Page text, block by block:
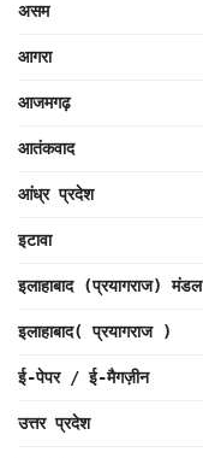
असम
आगरा
आजमगढ़
आतंकवाद
आंध्र प्रदेश
इटावा
इलाहाबाद (प्रयागराज) मंडल
इलाहाबाद( प्रयागराज )
ई-पेपर / ई-मैगज़ीन
उत्तर प्रदेश